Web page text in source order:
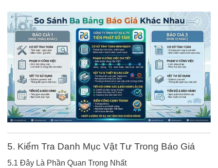
5. Kiểm Tra Danh Mục Vật Tư Trong Báo Giá
5.1 Đây Là Phần Quan Trọng Nhất